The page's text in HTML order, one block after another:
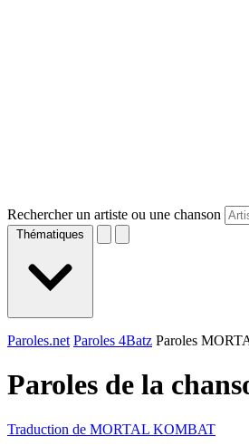
Rechercher un artiste ou une chanson
Thématiques
Paroles.net Paroles 4Batz Paroles
Paroles de la
Traduction de MORTAL KOMBAT